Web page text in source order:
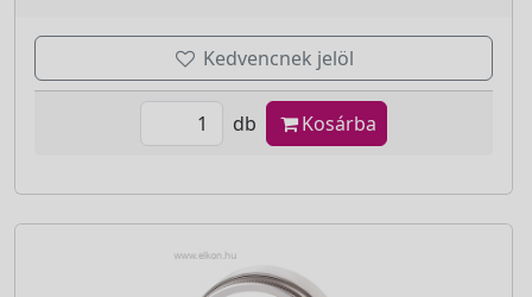
Kedvencnek jelöl
db Kosárba